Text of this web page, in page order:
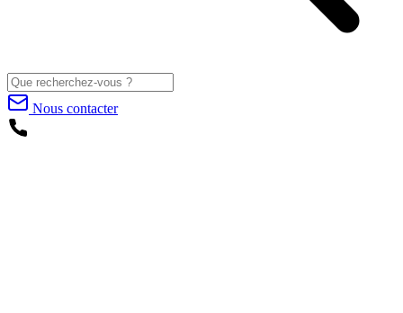
Nous contacter